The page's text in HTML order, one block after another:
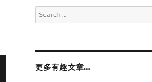
Search
for:
更多有趣文章…